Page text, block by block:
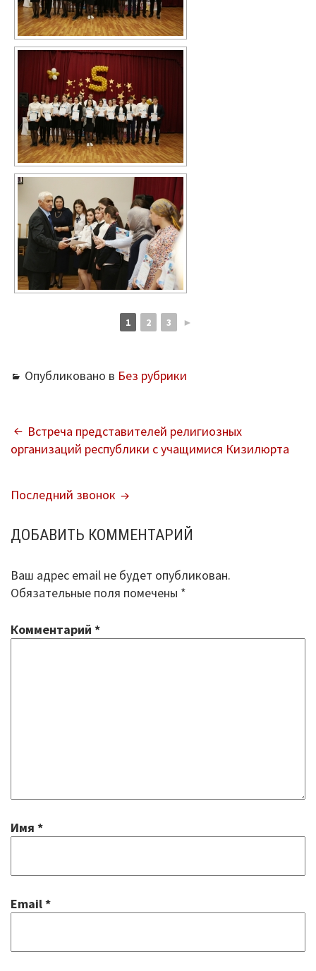
1 2 3 ►
Опубликовано в Без рубрики
НАВИГАЦИЯ
ПО
Встреча представителей религиозных
организаций республики с учащимися Кизилюрта
Последний звонок
ДОБАВИТЬ КОММЕНТАРИЙ
Ваш адрес email не будет опубликован.
Обязательные поля помечены *
Комментарий *
Имя *
Email*